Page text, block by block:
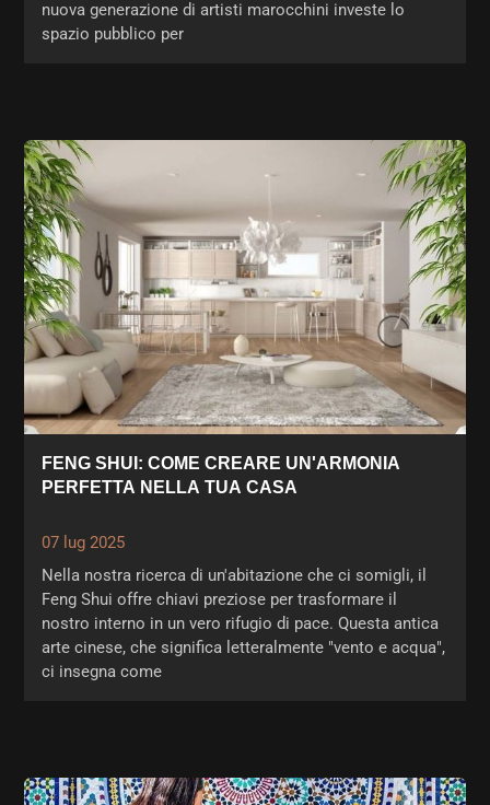
nuova generazione di artisti marocchini investe lo
spazio pubblico per
FENG SHUI: COME CREARE UN'ARMONIA
PERFETTA NELLA TUA CASA
07 lug 2025
Nella nostra ricerca di un'abitazione che ci somigli, il
Feng Shui offre chiavi preziose per trasformare il
nostro interno in un vero rifugio di pace. Questa antica
arte cinese, che significa letteralmente "vento e acqua",
ci insegna come